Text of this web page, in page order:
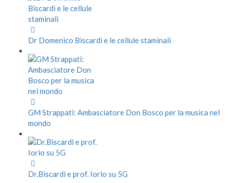
Dr Domenico Biscardi e le cellule staminali
GM Strappati: Ambasciatore Don Bosco per la musica nel
mondo
Dr.Biscardi e prof. Iorio su 5G